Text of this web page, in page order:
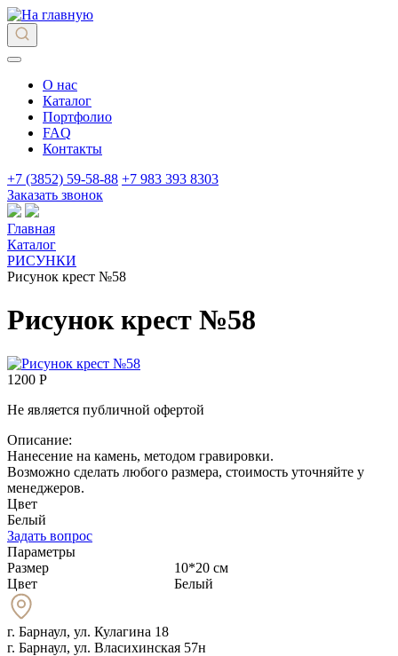
О нас
Каталог
Портфолио
FAQ
Контакты
+7 (3852) 59-58-88 +7 983 393 8303
Заказать звонок
Главная
Каталог
РИСУНКИ
Рисунок крест №58
Рисунок крест №58
1200 Р
Не является публичной офертой
Описание:
Нанесение на камень, методом гравировки.
Возможно сделать любого размера, стоимость уточняйте у
менеджеров.
Цвет
Белый
Задать вопрос
Параметры
Размер
10*20 см
Цвет
Белый
г. Барнаул, ул. Кулагина 18
г. Барнаул, ул. Власихинская 57н